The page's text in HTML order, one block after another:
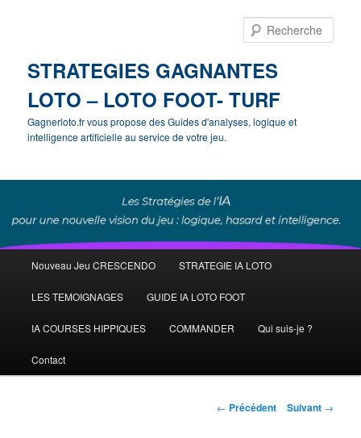
STRATEGIES GAGNANTES
LOTO – LOTO FOOT- TURF
Gagnerloto.fr vous propose des Guides d'analyses, logique et
intelligence artificielle au service de votre jeu.
principal
Aller
au
contenu
Nouveau Jeu CRESCENDO STRATEGIE IA LOTO
LES TEMOIGNAGES GUIDE IA LOTO FOOT
IA COURSES HIPPIQUES COMMANDER Qui suis-je ?
Contact
Navigation
← Précédent Suivant →